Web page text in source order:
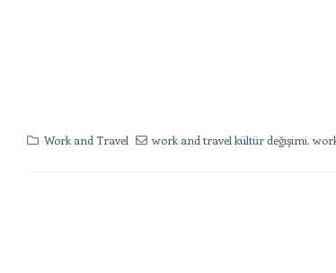
Work and Travel work and travel kültür değişimi,